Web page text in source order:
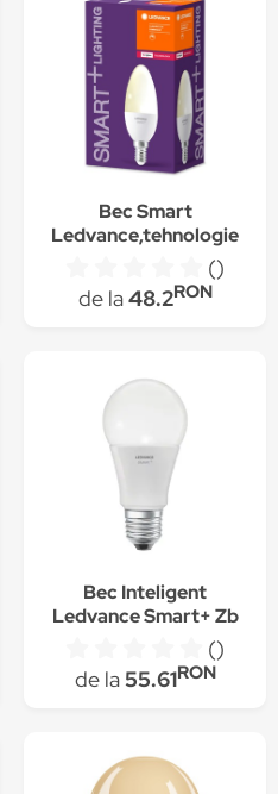
Bec Smart
Ledvance,tehnologie
ZigBee, E 14, 40W,
470 lm, 2700K,
compatibil Google
()
de la48.2RON
Bec Inteligent
Ledvance Smart+ Zb
E27 Classic Alb()
de la55.61RON